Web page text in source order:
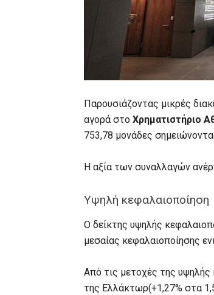
Παρουσιάζοντας μικρές
αγορά στο Χρηματιστήριο
753,78 μονάδες
Η αξία των συναλλαγών
Υψηλή κεφαλαιοποίηση
Ο δείκτης υψηλής
μεσαίας κεφαλαιοποίησης
Από τις μετοχές της υψηλής
της Ελλάκτωρ(+1,27% στα